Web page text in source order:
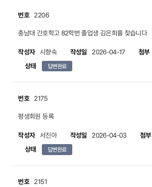
번호 2206
충남대 간호학고 82학번 졸업생 김은희를 찾습니다
작성자 시향숙 작성일 2026-04-17 첨부
상태 답변완료
번호 2175
평생회원 등록
작성자 서진아 작성일 2026-04-03 첨부
상태 답변완료
번호 2151